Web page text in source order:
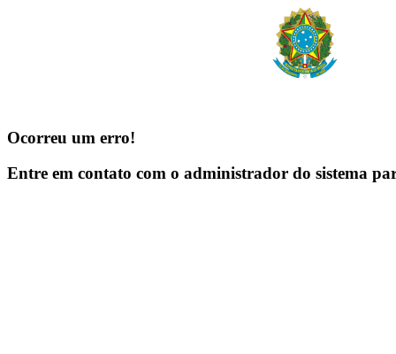
Ocorreu um erro!
Entre em contato com o administrador do sistema